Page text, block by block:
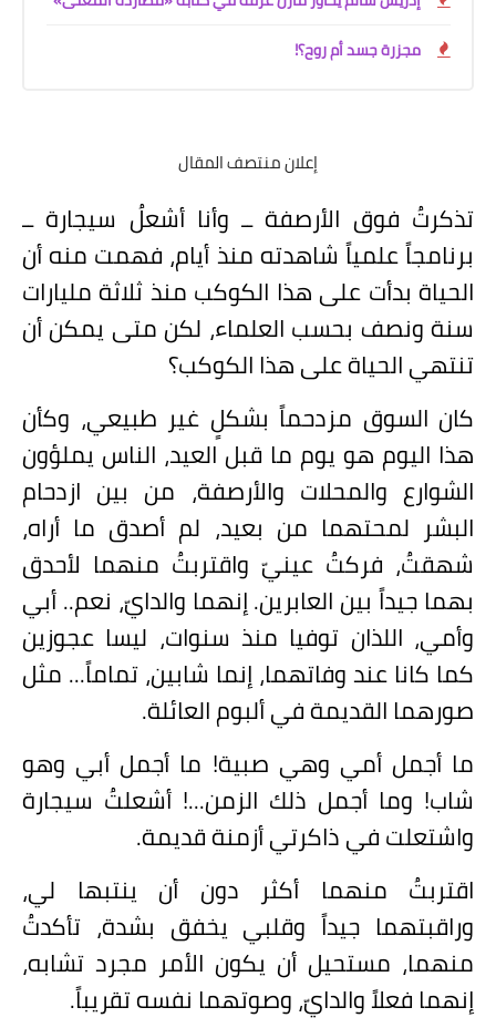
مجزرة جسد أم روح؟!
إعلان منتصف المقال
تذكرتُ فوق الأرصفة ــ وأنا أشعلُ سيجارة ــ
برنامجاً علمياً شاهدته منذ أيام، فهمت منه أن
الحياة بدأت على هذا الكوكب منذ ثلاثة مليارات
سنة ونصف بحسب العلماء، لكن متى يمكن أن
تنتهي الحياة على هذا الكوكب؟
كان السوق مزدحماً بشكلٍ غير طبيعي، وكأن
هذا اليوم هو يوم ما قبل العيد، الناس يملؤون
الشوارع والمحلات والأرصفة، من بين ازدحام
البشر لمحتهما من بعيد، لم أصدق ما أراه،
شهقتُ، فركتُ عينيّ واقتربتُ منهما لأحدق
بهما جيداً بين العابرين. إنهما والدايّ، نعم.. أبي
وأمي، اللذان توفيا منذ سنوات، ليسا عجوزين
كما كانا عند وفاتهما، إنما شابين، تماماً... مثل
صورهما القديمة في ألبوم العائلة.
ما أجمل أمي وهي صبية! ما أجمل أبي وهو
شاب! وما أجمل ذلك الزمن...! أشعلتُ سيجارة
واشتعلت في ذاكرتي أزمنة قديمة.
اقتربتُ منهما أكثر دون أن ينتبها لي،
وراقبتهما جيداً وقلبي يخفق بشدة، تأكدتُ
منهما، مستحيل أن يكون الأمر مجرد تشابه،
إنهما فعلاً والدايّ، وصوتهما نفسه تقريباً.